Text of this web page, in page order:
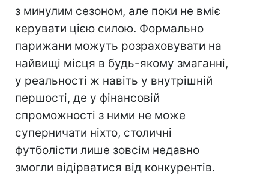
з минулим сезоном, але поки не вміє
керувати цією силою. Формально
парижани можуть розраховувати на
найвищі місця в будь-якому змаганні,
у реальності ж навіть у внутрішній
першості, де у фінансовій
спроможності з ними не може
суперничати ніхто, столичні
футболісти лише зовсім недавно
змогли відірватися від конкурентів.